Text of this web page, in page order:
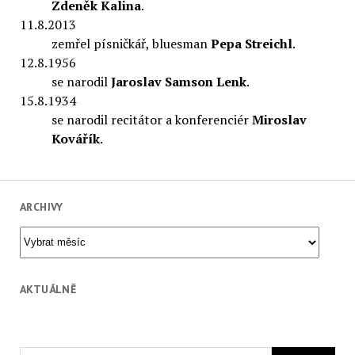
Zdeněk Kalina.
11.8.2013
zemřel písničkář, bluesmanPepa Streichl.
12.8.1956
se narodilJaroslav Samson Lenk.
15.8.1934
se narodil recitátor a konferenciérMiroslav
Kovářík.
ARCHIVY
Archivy
AKTUÁLNĚ